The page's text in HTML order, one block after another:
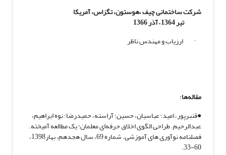
شرکت ساختمانی چیف ،هوستون، تگزاس، آمریکا
تیر 1364 –آذر 1366
· ارزیاب و مهندس ناظر
مقاله‌ها:
●قنبرپور، امید؛ عباسیان، حسین؛ آراسته، حمیدرضا؛ نوه ابراهیم،
عبدالرحیم. طراحی الگوی اخلاق حرفه‌ا‌ی معلمان: یک مطالعه آمیخته.
فصلنامه نوآوری های آموزشی. شماره 69، سال هجدهم، بهار1398،
60-33.